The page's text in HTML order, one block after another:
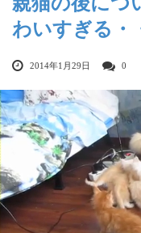
わいすぎる・
2014年1月29日 0